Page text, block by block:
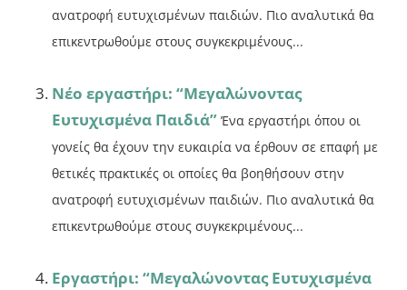
ανατροφή ευτυχισμένων παιδιών. Πιο αναλυτικά θα
επικεντρωθούμε στους συγκεκριμένους...
Νέο εργαστήρι: “Μεγαλώνοντας
Ευτυχισμένα Παιδιά” Ένα εργαστήρι όπου οι
γονείς θα έχουν την ευκαιρία να έρθουν σε επαφή με
θετικές πρακτικές οι οποίες θα βοηθήσουν στην
ανατροφή ευτυχισμένων παιδιών. Πιο αναλυτικά θα
επικεντρωθούμε στους συγκεκριμένους...
Εργαστήρι: “Μεγαλώνοντας Ευτυχισμένα